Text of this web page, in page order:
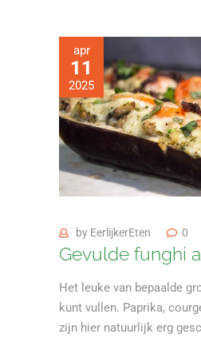
apr
11
2025
by EerlijkerEten 0
Gevulde funghi
Het leuke van bepaalde
kunt vullen. Paprika,
zijn hier natuurlijk erg